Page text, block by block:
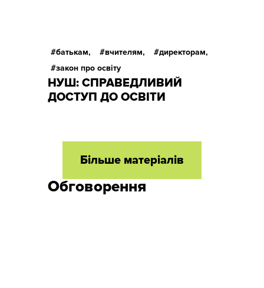
батькам, вчителям,
директорам,
закон про освіту
НУШ: СПРАВЕДЛИВИЙ
ДОСТУП ДО ОСВІТИ
Більше матеріалів
Обговорення